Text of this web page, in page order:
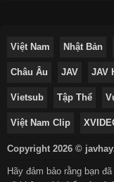
Việt Nam Nhật Bản
Châu Âu JAV JAV
Vietsub Tập Thể
Việt Nam Clip
Copyright 2026 ©
Hãy đảm bảo rằng bạn